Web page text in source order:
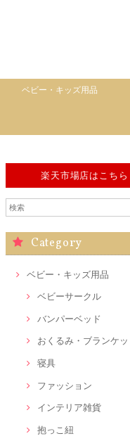
ベビー・キッズ用品
楽天市場店はこちら
Category
ベビー・キッズ用品
ベビーサークル
バンパーベッド
おくるみ・ブランケッ
寝具
ファッション
インテリア雑貨
抱っこ紐